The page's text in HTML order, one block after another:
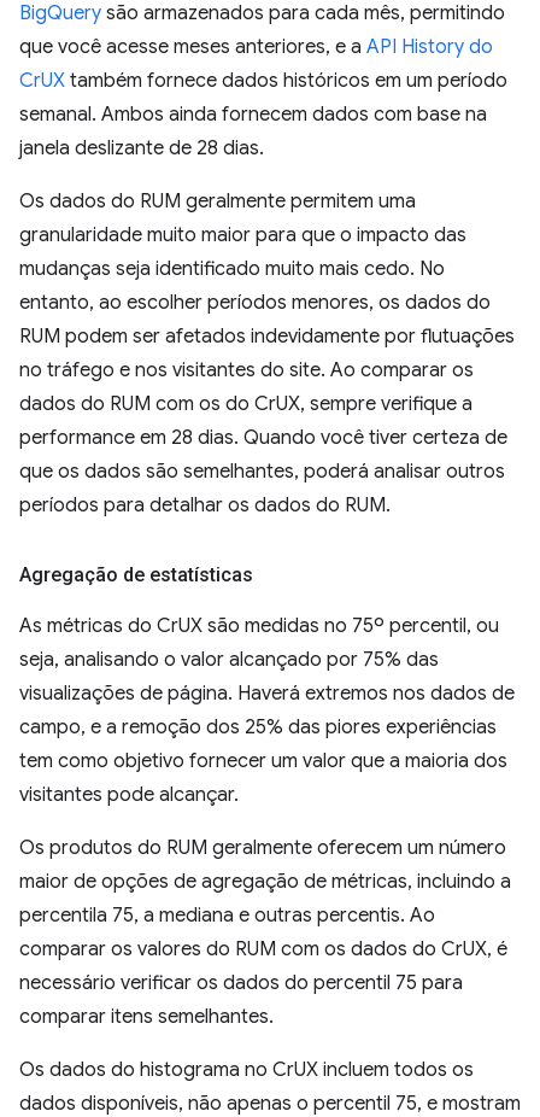
BigQuery são armazenados para cada mês, permitindo
que você acesse meses anteriores, e a API History do
CrUX também fornece dados históricos em um período
semanal. Ambos ainda fornecem dados com base na
janela deslizante de 28 dias.
Os dados do RUM geralmente permitem uma
granularidade muito maior para que o impacto das
mudanças seja identificado muito mais cedo. No
entanto, ao escolher períodos menores, os dados do
RUM podem ser afetados indevidamente por flutuações
no tráfego e nos visitantes do site. Ao comparar os
dados do RUM com os do CrUX, sempre verifique a
performance em 28 dias. Quando você tiver certeza de
que os dados são semelhantes, poderá analisar outros
períodos para detalhar os dados do RUM.
Agregação de estatísticas
As métricas do CrUX são medidas no 75º percentil, ou
seja, analisando o valor alcançado por 75% das
visualizações de página. Haverá extremos nos dados de
campo, e a remoção dos 25% das piores experiências
tem como objetivo fornecer um valor que a maioria dos
visitantes pode alcançar.
Os produtos do RUM geralmente oferecem um número
maior de opções de agregação de métricas, incluindo a
percentila 75, a mediana e outras percentis. Ao
comparar os valores do RUM com os dados do CrUX, é
necessário verificar os dados do percentil 75 para
comparar itens semelhantes.
Os dados do histograma no CrUX incluem todos os
dados disponíveis, não apenas o percentil 75, e mostram